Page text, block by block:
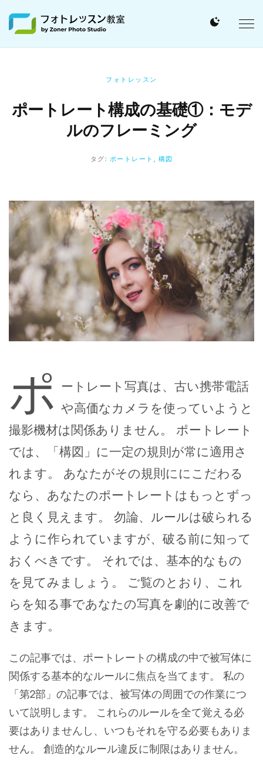
フォトレッスン
ポートレート構成の基礎①：モデ
ルのフレーミング
タグ: ポートレート , 構図
ポ
ートレート写真は、古い携帯電話
や高価なカメラを使っていようと
撮影機材は関係ありません。 ポートレート
では、「構図」に一定の規則が常に適用さ
れます。 あなたがその規則ににこだわる
なら、あなたのポートレートはもっとずっ
と良く見えます。 勿論、ルールは破られる
ように作られていますが、破る前に知って
おくべきです。 それでは、基本的なもの
を見てみましょう。 ご覧のとおり、これ
らを知る事であなたの写真を劇的に改善で
きます。
この記事では、ポートレートの構成の中で被写体に
関係する基本的なルールに焦点を当てます。 私の
「第2部」の記事では、被写体の周囲での作業につ
いて説明します。 これらのルールを全て覚える必
要はありませんし、いつもそれを守る必要もありま
せん。 創造的なルール違反に制限はありません。